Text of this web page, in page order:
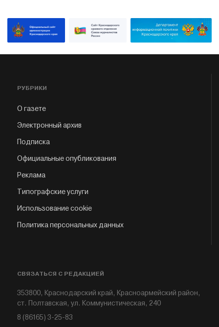
РУБРИКИ
О газете
Электронный архив
Подписка
Официальные опубликования
Реклама
Типографские услуги
Использование cookie
Политика персональных данных
СВЯЗАТЬСЯ С РЕДАКЦИЕЙ
353800, Краснодарский край, Красноармейский район,
ст. Полтавская, ул. Коммунистическая, 240
8 (86165) 3-25-83